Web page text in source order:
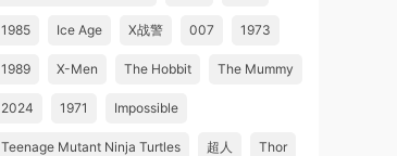
1985 Ice Age X战警 007 1973
1989 X-Men The Hobbit The Mummy
2024 1971 Impossible
Teenage Mutant Ninja Turtles 超人 Thor